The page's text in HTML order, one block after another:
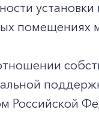
помещениях
Российской